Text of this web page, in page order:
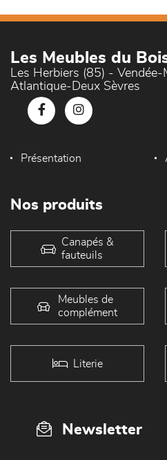
Les Meubles du
Les Herbiers (85) -
Atlantique-Deux Sèvres
Présentation
Nos produits
Canapés &
fauteuils
Meubles de
complément
Literie
Newsletter